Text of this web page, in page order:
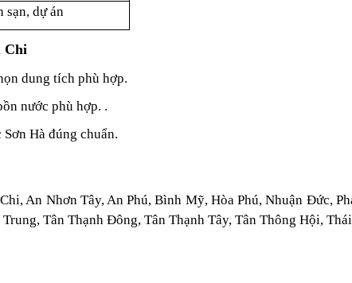
sạn, dự án
Chi
dung tích phù hợp.
nước phù hợp. .
Hà đúng chuẩn.
An Nhơn Tây, An Phú, Bình Mỹ, Hòa Phú, Nhuận Đức,
Tân Thạnh Đông, Tân Thạnh Tây, Tân Thông Hội,